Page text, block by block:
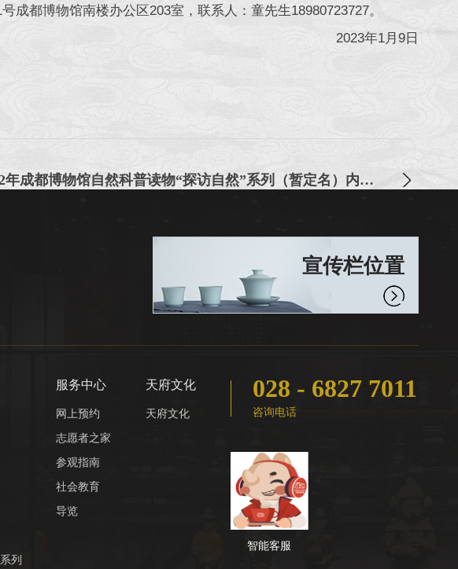
成都博物馆南楼办公区203室，联系人：童先生18980723727。
2023年1月9日
2022年成都博物馆自然科普读物“探访自然”系列（暂定名）内容策划与编绘服务项目中选公告
宣传栏位置
列
服务中心
网上预约
志愿者之家
参观指南
社会教育
导览
天府文化
天府文化
028 - 6827 7011
咨询电话
智能客服